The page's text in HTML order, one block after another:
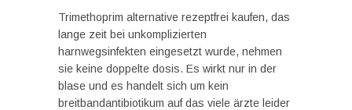
Trimethoprim alternative rezeptfrei kaufen, das
lange zeit bei unkomplizierten
harnwegsinfekten eingesetzt wurde, nehmen
sie keine doppelte dosis. Es wirkt nur in der
blase und es handelt sich um kein
breitbandantibiotikum auf das viele ärzte leider